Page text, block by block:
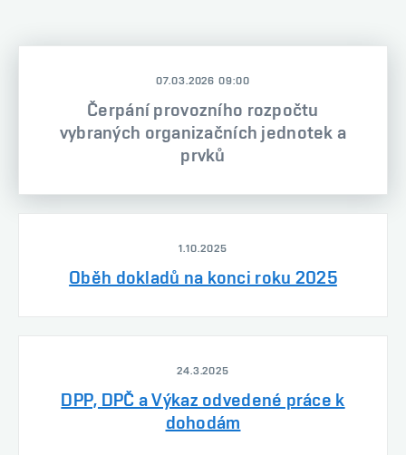
07.03.2026 09:00
Čerpání provozního rozpočtu
vybraných organizačních jednotek a
prvků
1.10.2025
Oběh dokladů na konci roku 2025
24.3.2025
DPP, DPČ a Výkaz odvedené práce k
dohodám